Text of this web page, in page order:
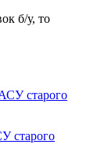
б/у, то
старого